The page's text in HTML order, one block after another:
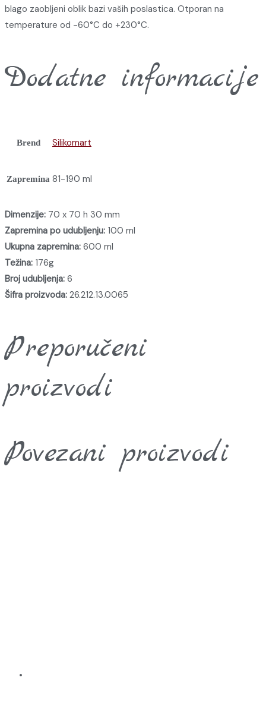
blago zaobljeni oblik bazi vaših poslastica. Otporan na
temperature od -60°C do +230°C.
Dodatne informacije
Brend Silikomart
Zapremina 81-190 ml
Dimenzije: 70 x 70 h 30 mm
Zapremina po udubljenju: 100 ml
Ukupna zapremina: 600 ml
Težina: 176g
Broj udubljenja: 6
Šifra proizvoda: 26.212.13.0065
Preporučeni
proizvodi
Povezani proizvodi